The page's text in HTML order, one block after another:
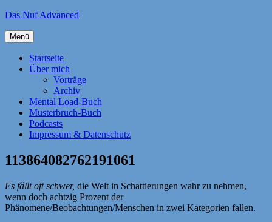
Zum
springen
Das Nuf Advanced
Menü
Startseite
Über mich
Vorträge
Archiv
Mental Load-Buch
Musterbruch-Buch
Podcasts
Impressum & Datenschutz
113864082762191061
Es fällt oft schwer, die Welt in Schattierungen wahr zu nehmen,
wenn doch achtzig Prozent der
Phänomene/Beobachtungen/Menschen in zwei Kategorien fallen.